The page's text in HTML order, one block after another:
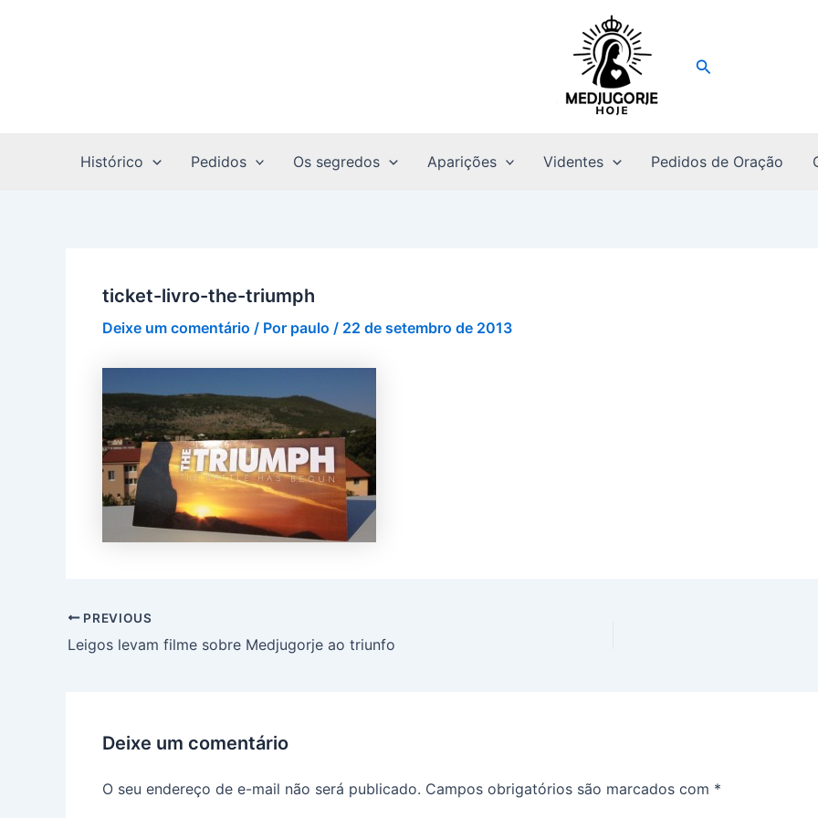
Pesquisar
Histórico Pedidos Os segredos Aparições Videntes Pedidos de Oração
ticket-livro-the-triumph
Deixe um comentário / Por paulo / 22 de setembro de 2013
PREVIOUS
Leigos levam filme sobre Medjugorje ao triunfo
Deixe um comentário
O seu endereço de e-mail não será publicado. Campos obrigatórios são marcados com *